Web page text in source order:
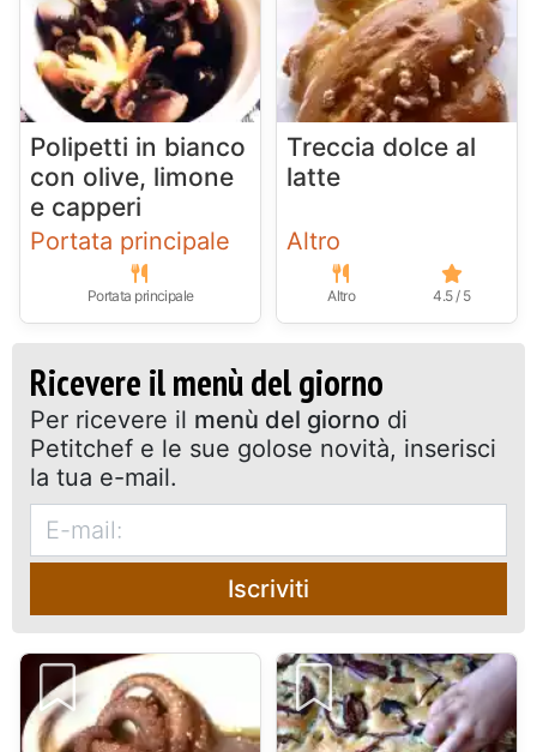
Polipetti in bianco
con olive, limone
e capperi
Portata principale
Portata principale
Treccia dolce al
latte
Altro
Altro 4.5 / 5
Ricevere il menù del giorno
Per ricevere il menù del giorno di
Petitchef e le sue golose novità, inserisci
la tua e-mail.
Iscriviti